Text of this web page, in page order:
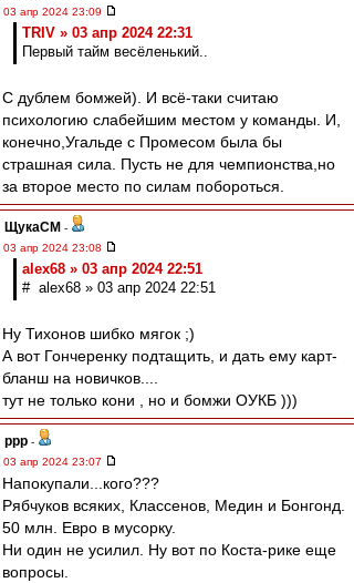
03 апр 2024 23:09
TRIV » 03 апр 2024 22:31
Первый тайм весёленький..
С дублем бомжей). И всё-таки считаю
психологию слабейшим местом у команды. И,
конечно,Угальде с Промесом была бы
страшная сила. Пусть не для чемпионства,но
за второе место по силам побороться.
ЩукаСМ -
03 апр 2024 23:08
alex68 » 03 апр 2024 22:51
# alex68 » 03 апр 2024 22:51
Ну Тихонов шибко мягок ;)
А вот Гончеренку подтащить, и дать ему карт-
бланш на новичков....
тут не только кони , но и бомжи ОУКБ )))
ppp -
03 апр 2024 23:07
Напокупали...кого???
Рябчуков всяких, Классенов, Медин и Бонгонд.
50 млн. Евро в мусорку.
Ни один не усилил. Ну вот по Коста-рике еще
вопросы.